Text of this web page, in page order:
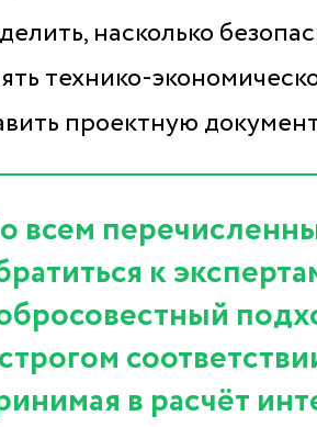
насколько
технико-
проектную
всем
к
в расчёт